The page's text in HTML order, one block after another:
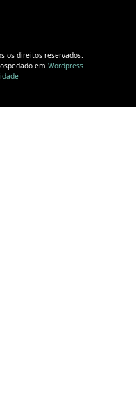
os direitos reservados.
em Wordpress